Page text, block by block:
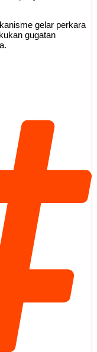
gelar perkara
gugatan